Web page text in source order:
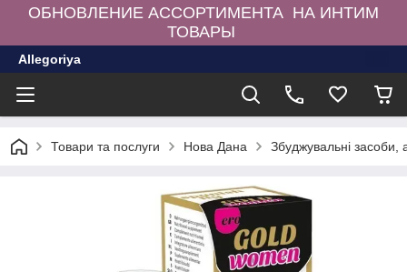
ОБНОВЛЕНИЕ АССОРТИМЕНТА НА ИНТИМ
ТОВАРЫ
Allegoriya
Товари та послуги Нова Дана Збуджувальні